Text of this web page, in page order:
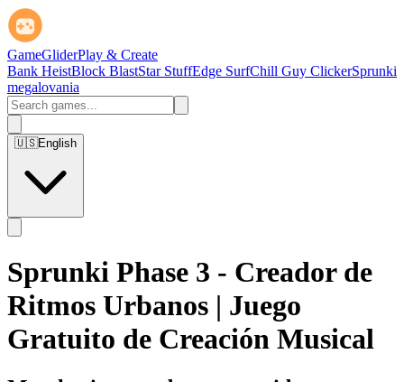
GameGliderPlay & Create
Bank HeistBlock BlastStar StuffEdge SurfChill Guy ClickerSprunki
megalovania
🇺🇸English
Sprunki Phase 3 - Creador de
Ritmos Urbanos | Juego
Gratuito de Creación Musical